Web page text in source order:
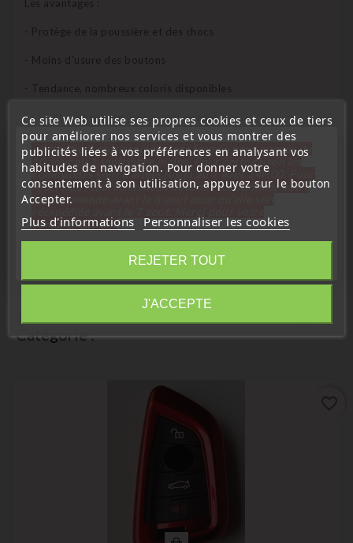
Les avantages :
- Protège de la poussière et des chocs
- Moins d'usure des boutons
- Tendance, nombreux coloris disponibles
- Qualité supérieure (épaisse et solide)
- Petit orifice à l'arrière de l'étui pour laisser apparaitre le
logo de la marque
Compatible avec le modèle si dessous :
Catégorie :
Ce site Web utilise ses propres cookies et ceux de tiers
pour améliorer nos services et vous montrer des
publicités liées à vos préférences en analysant vos
habitudes de navigation. Pour donner votre
consentement à son utilisation, appuyez sur le bouton
Accepter.
Plus d'informations Personnaliser les cookies
REJETER TOUT
J'ACCEPTE
« Attention, notre société sera fermée pour congés du
10 aout au 1 septembre inclus. Pour cette raison les
commandes sont traitées jusqu'au 7 aout 14H00. Pour
le service réparation nous devons réceptionner votre
télécommande avant le 6 aout pour qu'elle soit
compréhension»
Fermer
Information